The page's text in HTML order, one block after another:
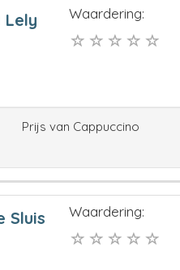
Waardering:
Prijs van Cappuccino
Sluis Waardering: